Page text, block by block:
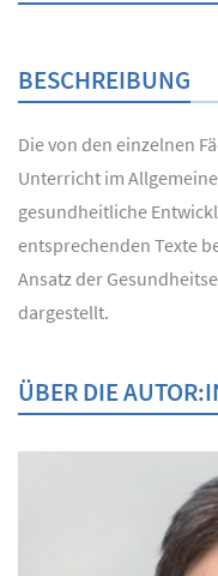
BESCHREIBUNG
Die von den einzelnen
Unterricht im
gesundheitliche
entsprechenden Texte
Ansatz der
dargestellt.
ÜBER DIE